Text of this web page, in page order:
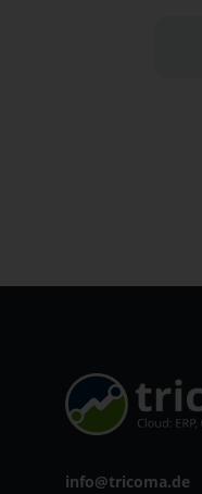
info@tricoma.de